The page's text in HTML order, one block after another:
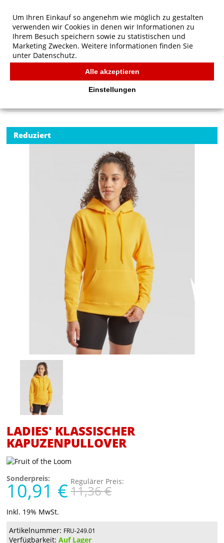
Ladies' Klassischer Kapuzenpullover
FRUIT OF THE LOOM
Reduziert
LADIES' KLASSISCHER
KAPUZENPULLOVER
Sonderpreis:
10,91 € Regulärer Preis:
11,36 €
Inkl. 19% MwSt.
Artikelnummer: FRU-249.01
Verfügbarkeit:Auf Lager
Um Ihren Einkauf so angenehm wie möglich zu gestalten
verwenden wir Cookies in denen wir Informationen zu
Ihrem Besuch speichern sowie zu statistischen und
Marketing Zwecken. Weitere Informationen finden Sie
unter Datenschutz.
Alle akzeptieren
Einstellungen